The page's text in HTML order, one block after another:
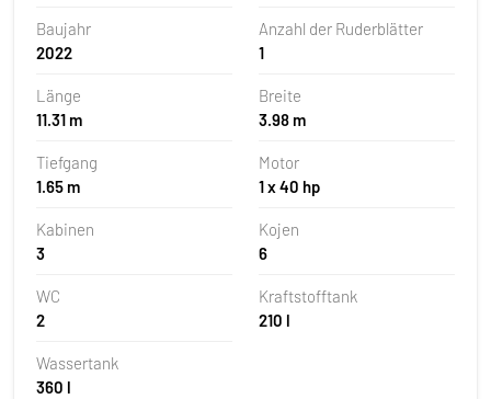
Baujahr
2022
Anzahl der Ruderblätter
1
Länge
11.31 m
Breite
3.98 m
Tiefgang
1.65 m
Motor
1 x 40 hp
Kabinen
3
Kojen
6
WC
2
Kraftstofftank
210 l
Wassertank
360 l